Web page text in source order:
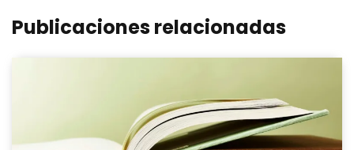
Publicaciones relacionadas